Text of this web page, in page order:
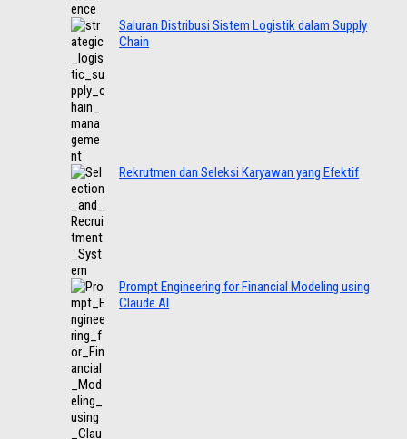
Saluran Distribusi Sistem Logistik dalam Supply
Chain
Rekrutmen dan Seleksi Karyawan yang Efektif
Prompt Engineering for Financial Modeling using
Claude AI